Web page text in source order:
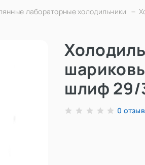
лабораторные холодильники
шлиф 29/
0